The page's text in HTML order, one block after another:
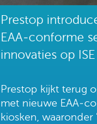
Prestop
EAA‑conforme
innovaties op
Prestop kijkt terug
met nieuwe
kiosken, waaronder